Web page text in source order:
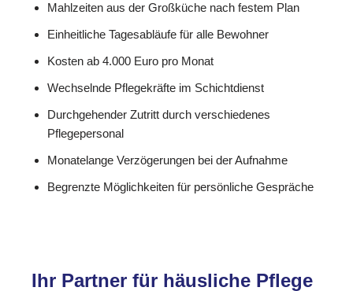
Mahlzeiten aus der Großküche nach festem Plan
Einheitliche Tagesabläufe für alle Bewohner
Kosten ab 4.000 Euro pro Monat
Wechselnde Pflegekräfte im Schichtdienst
Durchgehender Zutritt durch verschiedenes
Pflegepersonal
Monatelange Verzögerungen bei der Aufnahme
Begrenzte Möglichkeiten für persönliche Gespräche
Ihr Partner für häusliche Pflege